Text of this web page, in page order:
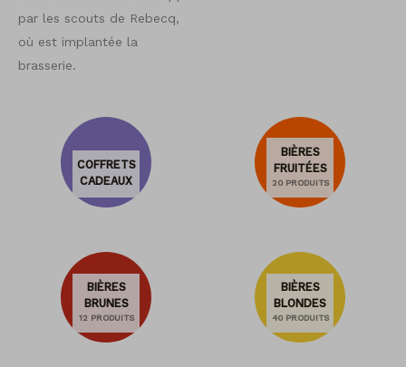
par les scouts de Rebecq,
où est implantée la
brasserie.
COFFRETS
CADEAUX
BIÈRES
FRUITÉES
20 PRODUITS
BIÈRES
BRUNES
12 PRODUITS
BIÈRES
BLONDES
40 PRODUITS